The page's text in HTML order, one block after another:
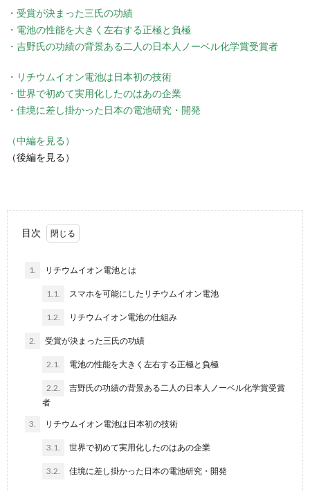
・受賞が決まった三氏の功績
・電池の性能を大きく左右する正極と負極
・吉野氏の功績の背景ある二人の日本人ノーベル化学賞受賞者
・リチウムイオン電池は日本初の技術
・世界で初めて実用化したのはあの企業
・佳境に差し掛かった日本の電池研究・開発
（中編を見る）
（後編を見る）
目次
1. リチウムイオン電池とは
1.1. スマホを可能にしたリチウムイオン電池
1.2. リチウムイオン電池の仕組み
2. 受賞が決まった三氏の功績
2.1. 電池の性能を大きく左右する正極と負極
2.2.
吉野氏の功績の背景ある二人の日本人ノーベル化学賞受賞
者
3. リチウムイオン電池は日本初の技術
3.1. 世界で初めて実用化したのはあの企業
3.2. 佳境に差し掛かった日本の電池研究・開発